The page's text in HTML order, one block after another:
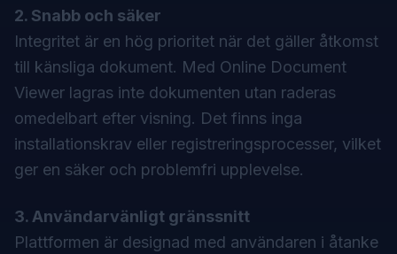
2. Snabb och säker
Integritet är en hög prioritet när det gäller åtkomst
till känsliga dokument. Med Online Document
Viewer lagras inte dokumenten utan raderas
omedelbart efter visning. Det finns inga
installationskrav eller registreringsprocesser, vilket
ger en säker och problemfri upplevelse.
3. Användarvänligt gränssnitt
Plattformen är designad med användaren i åtanke